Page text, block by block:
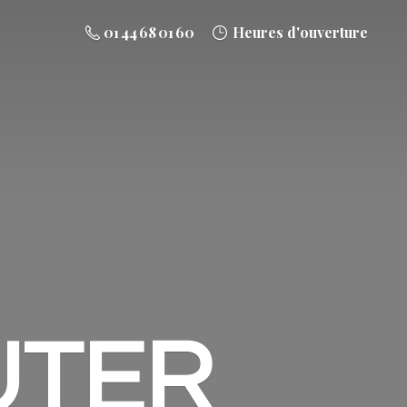
01 44 68 01 60 Heures d'ouverture